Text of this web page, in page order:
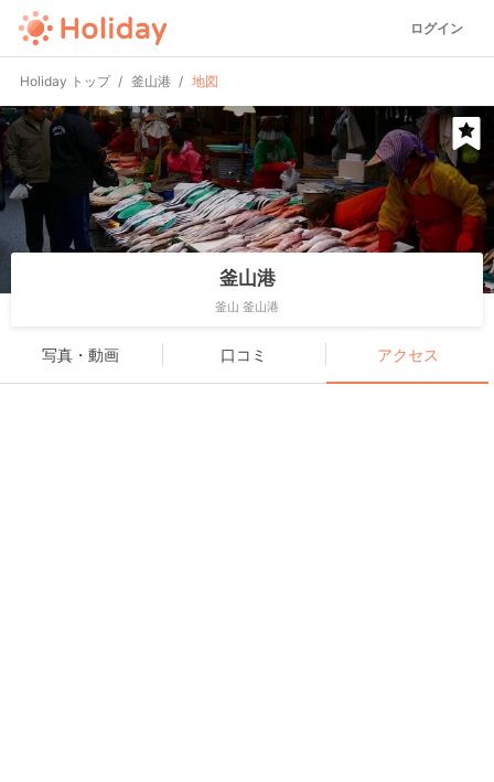
ログイン
Holiday トップ 釜山港 地図
釜山港
釜山 釜山港
写真・動画 口コミ アクセス